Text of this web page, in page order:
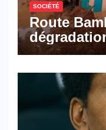
SOCIÉTÉ
Route
les